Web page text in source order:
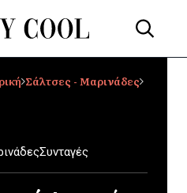
Σάλτσες - Μαρινάδες
Συνταγές